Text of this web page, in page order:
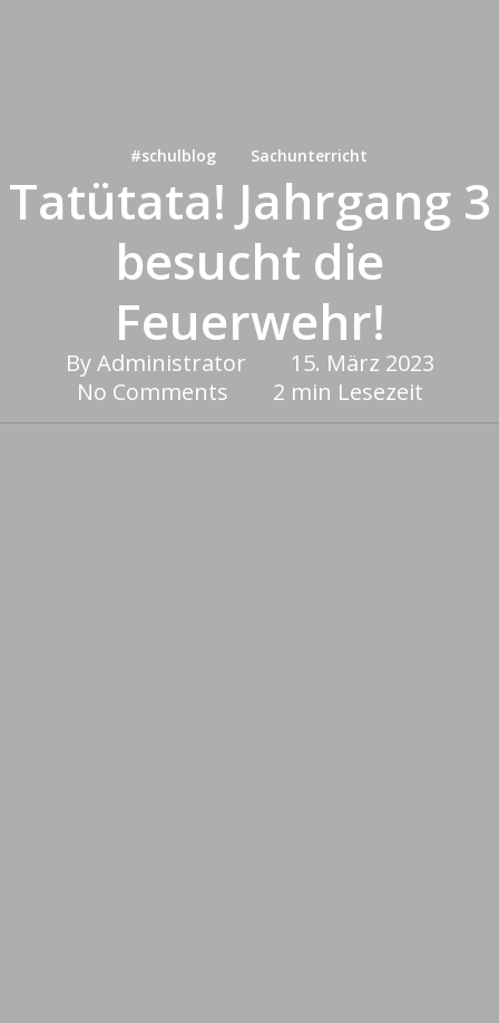
#schulblog Sachunterricht
Tatütata! Jahrgang 3
besucht die
Feuerwehr!
By Administrator
15. März 2023
No Comments
2 min Lesezeit